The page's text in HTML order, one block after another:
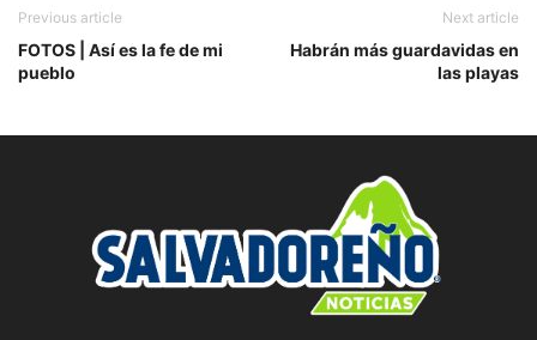
Previous article
FOTOS | Así es la fe de mi
pueblo
Next article
Habrán más guardavidas en
las playas